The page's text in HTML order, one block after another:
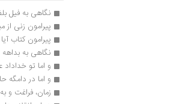
نگاهی به فیل
پیرامون زنی از
پیرامون کتاب
نگاهی به
و اما تو
و اما در دامگه
زمان، فراغت و